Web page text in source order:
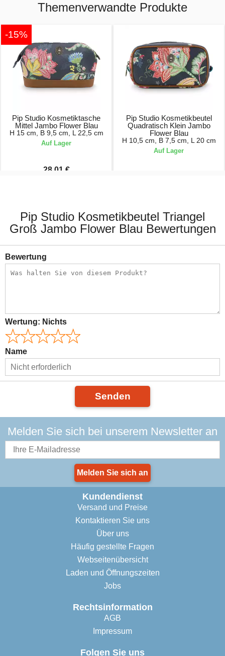
Themenverwandte Produkte
-15%
Pip Studio Kosmetiktasche
Mittel Jambo Flower Blau
H 15 cm, B 9,5 cm, L 22,5 cm
Auf Lager
28,01 €
Pip Studio Kosmetikbeutel
Quadratisch Klein Jambo
Flower Blau
H 10,5 cm, B 7,5 cm, L 20 cm
Auf Lager
Pip Studio Kosmetikbeutel Triangel
Groß Jambo Flower Blau Bewertungen
Bewertung
Wertung: Nichts
Name
Senden
Melden Sie sich bei unserem Newsletter an
Melden Sie sich an
Kundendienst
Versand und Preise
Kontaktieren Sie uns
Über uns
Häufig gestellte Fragen
Webseitenübersicht
Laden und Öffnungszeiten
Jobs
Rechtsinformation
AGB
Impressum
Folgen Sie uns